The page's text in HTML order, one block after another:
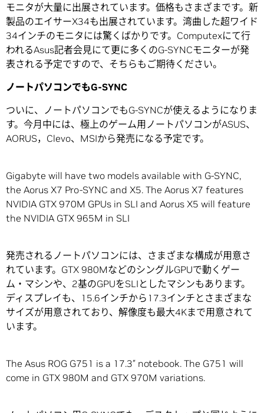
モニタが大量に出展されています。価格もさまざまです。新
製品のエイサーX34も出展されています。湾曲した超ワイド
34インチのモニタには驚くばかりです。Computexにて行
われるAsus記者会見にて更に多くのG-SYNCモニターが発
表される予定ですので、そちらもご期待ください。
ノートパソコンでもG-SYNC
ついに、ノートパソコンでもG-SYNCが使えるようになりま
す。今月中には、極上のゲーム用ノートパソコンがASUS、
AORUS，Clevo、MSIから発売になる予定です。
Gigabyte will have two models available with G-SYNC,
the Aorus X7 Pro-SYNC and X5. The Aorus X7 features
NVIDIA GTX 970M GPUs in SLI and Aorus X5 will feature
the NVIDIA GTX 965M in SLI
発売されるノートパソコンには、さまざまな構成が用意さ
れています。GTX 980MなどのシングルGPUで動くゲー
ム・マシンや、2基のGPUをSLIとしたマシンもあります。
ディスプレイも、15.6インチから17.3インチとさまざまな
サイズが用意されており、解像度も最大4Kまで用意されて
います。
The Asus ROG G751 is a 17.3″ notebook. The G751 will
come in GTX 980M and GTX 970M variations.